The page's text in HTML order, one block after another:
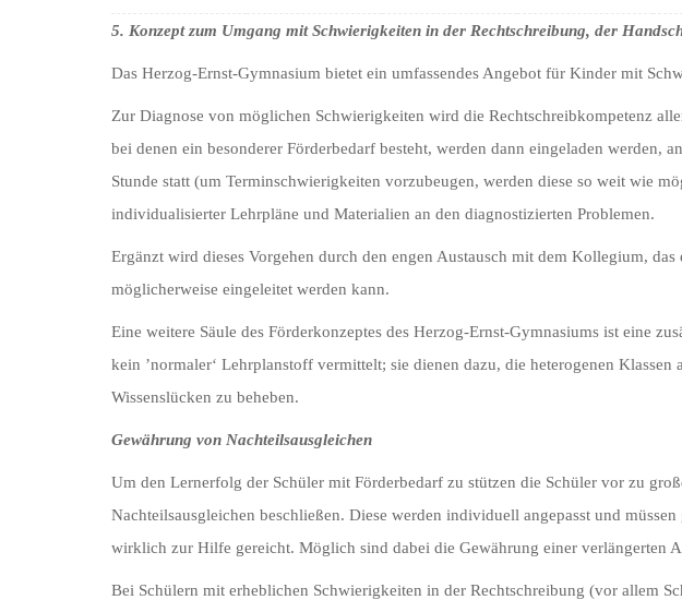
5. Konzept zum Umgang mit Schwierigkeiten in der Rechtschreibung, der
Das Herzog-Ernst-Gymnasium bietet ein umfassendes Angebot für Kinder mit
Zur Diagnose von möglichen Schwierigkeiten wird die Rechtschreibkompetenz
bei denen ein besonderer Förderbedarf besteht, werden dann eingeladen
Stunde statt (um Terminschwierigkeiten vorzubeugen, werden diese so weit wie
individualisierter Lehrpläne und Materialien an den diagnostizierten Problemen.
Ergänzt wird dieses Vorgehen durch den engen Austausch mit dem Kollegium,
möglicherweise eingeleitet werden kann.
Eine weitere Säule des Förderkonzeptes des Herzog-Ernst-Gymnasiums ist eine
kein ’normaler‘ Lehrplanstoff vermittelt; sie dienen dazu, die heterogenen
Wissenslücken zu beheben.
Gewährung von Nachteilsausgleichen
Um den Lernerfolg der Schüler mit Förderbedarf zu stützen die Schüler vor zu
Nachteilsausgleichen beschließen. Diese werden individuell angepasst und
wirklich zur Hilfe gereicht. Möglich sind dabei die Gewährung einer verlängerten
Bei Schülern mit erheblichen Schwierigkeiten in der Rechtschreibung (vor allem